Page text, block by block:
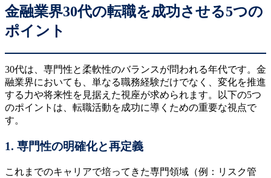
金融業界30代の転職を成功させる5つの
ポイント
30代は、専門性と柔軟性のバランスが問われる年代です。金
融業界においても、単なる職務経験だけでなく、変化を推進
する力や将来性を見据えた視座が求められます。以下の5つ
のポイントは、転職活動を成功に導くための重要な視点で
す。
1. 専門性の明確化と再定義
これまでのキャリアで培ってきた専門領域（例：リスク管